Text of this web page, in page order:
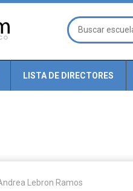
LISTA DE DIRECTORES
Lebron Ramos